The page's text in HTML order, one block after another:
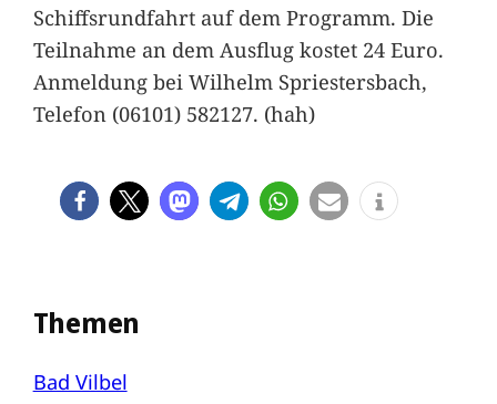
Schiffsrundfahrt auf dem Programm. Die
Teilnahme an dem Ausflug kostet 24 Euro.
Anmeldung bei Wilhelm Spriestersbach,
Telefon (06101) 582127. (hah)
Themen
Bad Vilbel